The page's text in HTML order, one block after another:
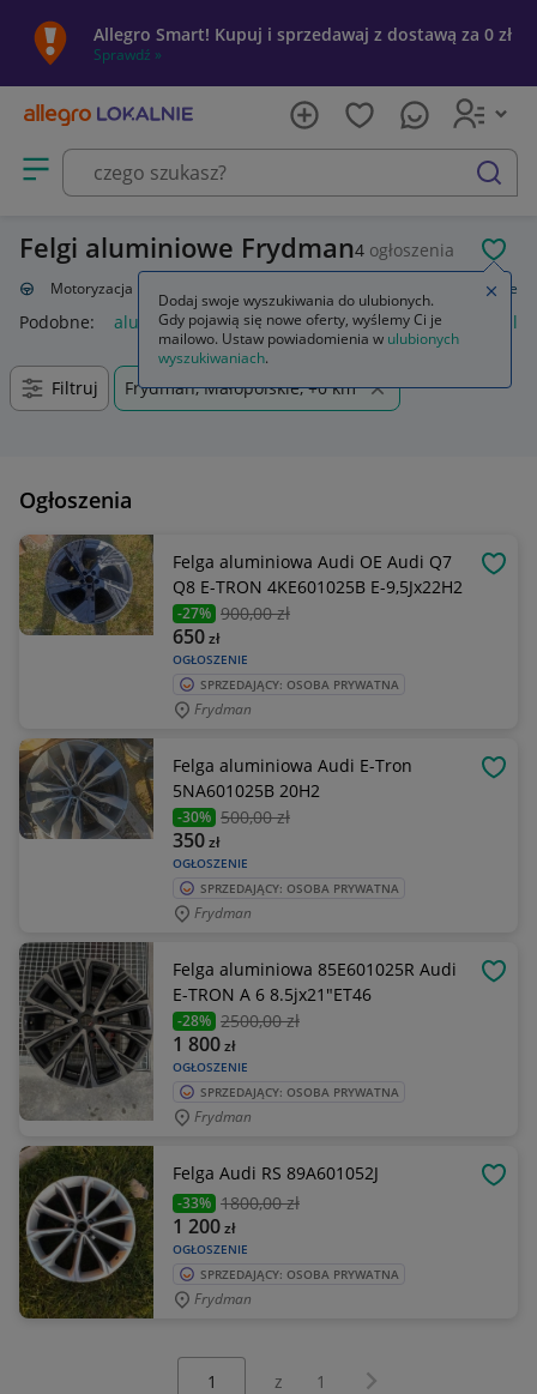
Allegro Smart! Kupuj i sprzedawaj z dostawą za 0 zł
Sprawdź »
Otwórz menu z kategoriami
szukaj
Felgi aluminiowe Frydman4 ogłoszenia
Motoryzacja Aluminiowe
Podobne: aluminiowe rusztowanie aluminiowe żaluzje
Filtruj Frydman, Małopolskie, +0 km
Ogłoszenia
Felga aluminiowa Audi OE Audi Q7
Q8 E-TRON 4KE601025B E-9,5Jx22H2
-27% 900,00 zł
OGŁOSZENIE
650zł
SPRZEDAJĄCY: OSOBA PRYWATNA
Frydman
Felga aluminiowa Audi E-Tron
5NA601025B 20H2
-30% 500,00 zł
OGŁOSZENIE
350zł
SPRZEDAJĄCY: OSOBA PRYWATNA
Frydman
Felga aluminiowa 85E601025R Audi
E-TRON A 6 8.5jx21"ET46
-28% 2500,00 zł
OGŁOSZENIE
1 800zł
SPRZEDAJĄCY: OSOBA PRYWATNA
Frydman
Felga Audi RS 89A601052J
-33% 1800,00 zł
OGŁOSZENIE
1 200zł
SPRZEDAJĄCY: OSOBA PRYWATNA
Frydman
z 1 Następna strona
Dodaj swoje wyszukiwania do ulubionych.
Gdy pojawią się nowe oferty, wyślemy Ci je
mailowo. Ustaw powiadomienia w ulubionych
wyszukiwaniach.